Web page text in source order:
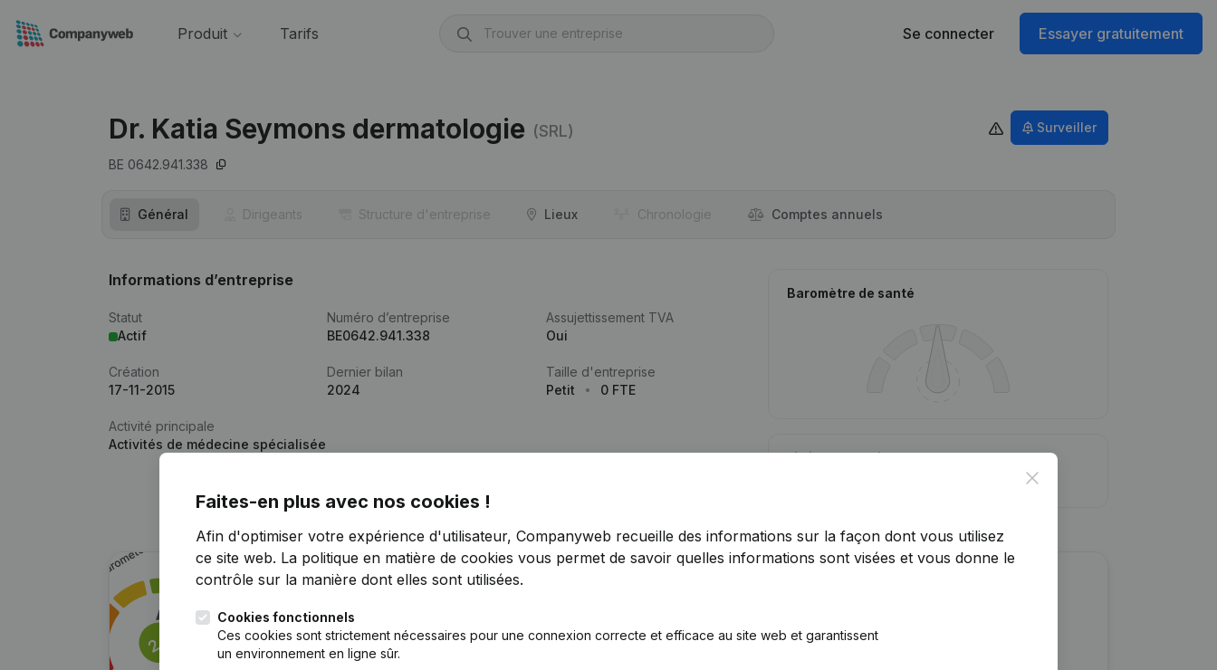
Produit Tarifs Se connecter Essayer gratuitement
Dr. Katia Seymons dermatologie (SRL)
BE 0642.941.338
Surveiller
Général Dirigeants Structure d'entreprise Lieux Chronologie Comptes annuels
Informations d’entreprise
Statut
Actif
Numéro d’entreprise
BE0642.941.338
Assujettissement TVA
Oui
Création
17-11-2015
Dernier bilan
2024
Taille d'entreprise
Petit
0 FTE
Activité principale
Activités de médecine spécialisée
Baromètre de santé
Limite de crédit
Vous recherchez plus d’informations sur cette entreprise ?
Close
Faites-en plus avec nos cookies !
Afin d'optimiser votre expérience d'utilisateur, Companyweb recueille des informations sur la façon dont vous utilisez
ce site web. La politique en matière de cookies vous permet de savoir quelles informations sont visées et vous donne le
contrôle sur la manière dont elles sont utilisées.
Cookies fonctionnels
Ces cookies sont strictement nécessaires pour une connexion correcte et efficace au site web et garantissent
un environnement en ligne sûr.